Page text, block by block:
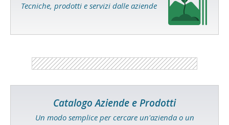
Tecniche, prodotti e servizi dalle aziende
Catalogo Aziende e Prodotti
Un modo semplice per cercare un'azienda o un